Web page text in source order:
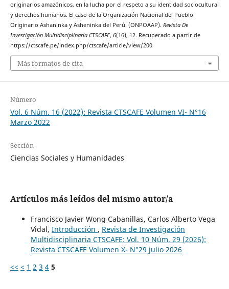
originarios amazónicos, en la lucha por el respeto a su identidad sociocultural
y derechos humanos. El caso de la Organización Nacional del Pueblo
Originario Ashaninka y Asheninka del Perú. (ONPOAAP). Revista De
Investigación Multidisciplinaria CTSCAFE, 6(16), 12. Recuperado a partir de
https://ctscafe.pe/index.php/ctscafe/article/view/200
Más formatos de cita
Número
Vol. 6 Núm. 16 (2022): Revista CTSCAFE Volumen VI- N°16
Marzo 2022
Sección
Ciencias Sociales y Humanidades
Artículos más leídos del mismo autor/a
Francisco Javier Wong Cabanillas, Carlos Alberto Vega
Vidal, Introducción , Revista de Investigación
Multidisciplinaria CTSCAFE: Vol. 10 Núm. 29 (2026):
Revista CTSCAFE Volumen X- N°29 julio 2026
<< < 1 2 3 4 5